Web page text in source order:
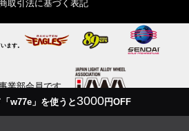
w77e」を使うと 3000円OFF
取引法に基づく表記
ます。
業部会員です